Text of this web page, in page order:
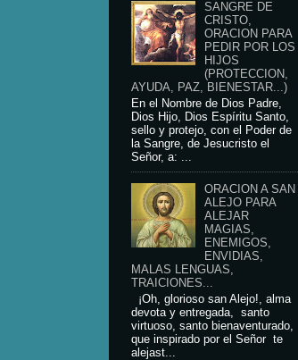
SANGRE DE
CRISTO,
ORACION PARA
PEDIR POR LOS
HIJOS
(PROTECCION,
AYUDA, PAZ, BIENESTAR...)
En el Nombre de Dios Padre,
Dios Hijo, Dios Espíritu Santo,
sello y protejo, con el Poder de
la Sangre, de Jesucristo el
Señor, a: ...
ORACION A SAN
ALEJO PARA
ALEJAR
MAGIAS,
ENEMIGOS,
ENVIDIAS,
MALAS LENGUAS,
TRAICIONES...
¡Oh, glorioso san Alejo!, alma
devota y entregada, santo
virtuoso, santo bienaventurado,
que inspirado por el Señor te
alejast...